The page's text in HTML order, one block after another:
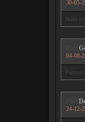
30-05-
Muito
04-08-
Parece
24-12-